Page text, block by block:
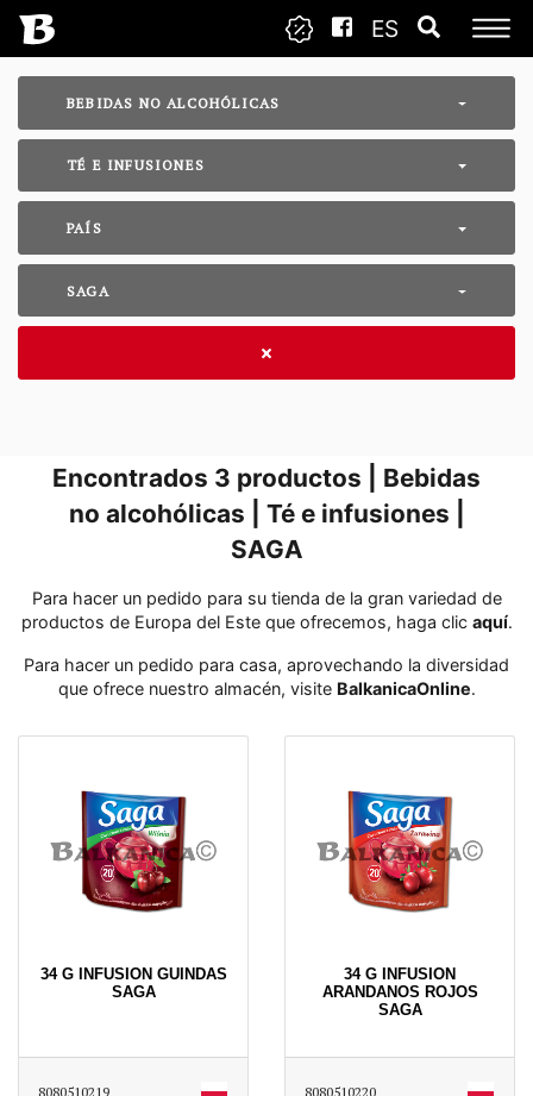
ES
BEBIDAS NO ALCOHÓLICAS
TÉ E INFUSIONES
PAÍS
SAGA
Encontrados 3 productos | Bebidas
no alcohólicas | Té e infusiones |
SAGA
Para hacer un pedido para su tienda de la gran variedad de
productos de Europa del Este que ofrecemos, haga clic aquí․
Para hacer un pedido para casa, aprovechando la diversidad
que ofrece nuestro almacén, visite BalkanicaOnline․
34 G INFUSION GUINDAS
SAGA
8080510219
34 G INFUSION
ARANDANOS ROJOS
SAGA
8080510220